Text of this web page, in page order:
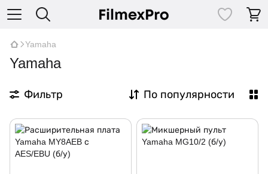
Yamaha
Yamaha
Фильтр По популярности